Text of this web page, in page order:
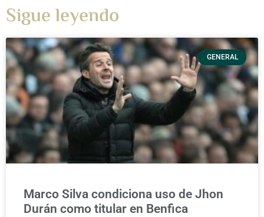
Sigue leyendo
GENERAL
Marco Silva condiciona uso de Jhon
Durán como titular en Benfica